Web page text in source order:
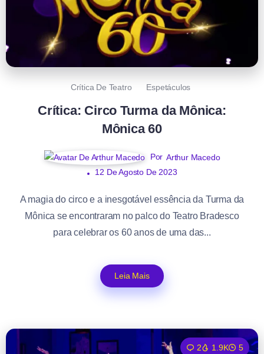
Crítica De Teatro Espetáculos
Crítica: Circo Turma da Mônica:
Mônica 60
Por Arthur Macedo
12 De Agosto De 2023
A magia do circo e a inesgotável essência da Turma da
Mônica se encontraram no palco do Teatro Bradesco
para celebrar os 60 anos de uma das...
Leia Mais
2 1.9K 5